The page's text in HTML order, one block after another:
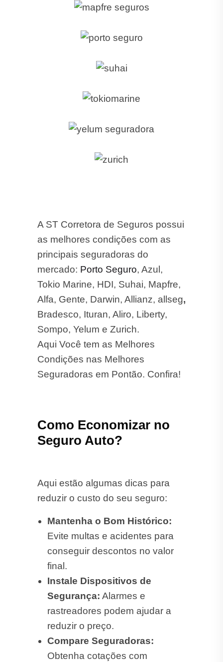
A ST Corretora de Seguros possui
as melhores condições com as
principais seguradoras do
mercado: Porto Seguro, Azul,
Tokio Marine, HDI, Suhai, Mapfre,
Alfa, Gente, Darwin, Allianz, allseg,
Bradesco, Ituran, Aliro, Liberty,
Sompo, Yelum e Zurich.
Aqui Você tem as Melhores
Condições nas Melhores
Seguradoras em Pontão. Confira!
Como Economizar no
Seguro Auto?
Aqui estão algumas dicas para
reduzir o custo do seu seguro:
Mantenha o Bom Histórico:
Evite multas e acidentes para
conseguir descontos no valor
final.
Instale Dispositivos de
Segurança: Alarmes e
rastreadores podem ajudar a
reduzir o preço.
Compare Seguradoras:
Obtenha cotações com